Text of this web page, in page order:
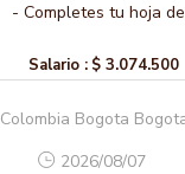
- Completes tu hoja
Salario : $ 3.074.500
Colombia Bogota
2026/08/07